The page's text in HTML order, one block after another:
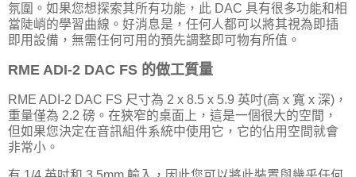
氛圍。如果您想探索其所有功能，此 DAC 具有很多功能和相
當陡峭的學習曲線。好消息是，任何人都可以將其視為即插
即用設備，無需任何可用的預先調整即可物有所值。
RME ADI-2 DAC FS 的做工質量
RME ADI-2 DAC FS 尺寸為 2 x 8.5 x 5.9 英吋(高 x 寬 x 深)，
重量僅為 2.2 磅。在狹窄的桌面上，這是一個很大的空間，
但如果您決定在音訊組件系統中使用它，它的佔用空間就會
非常小。